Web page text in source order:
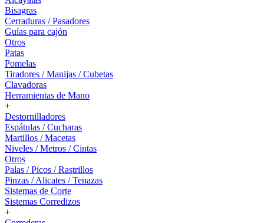
Bisagras
Cerraduras / Pasadores
Guías para cajón
Otros
Patas
Pomelas
Tiradores / Manijas / Cubetas
Clavadoras
Herramientas de Mano
+
Destornilladores
Espátulas / Cucharas
Martillos / Macetas
Niveles / Metros / Cintas
Otros
Palas / Picos / Rastrillos
Pinzas / Alicates / Tenazas
Sistemas de Corte
Sistemas Corredizos
+